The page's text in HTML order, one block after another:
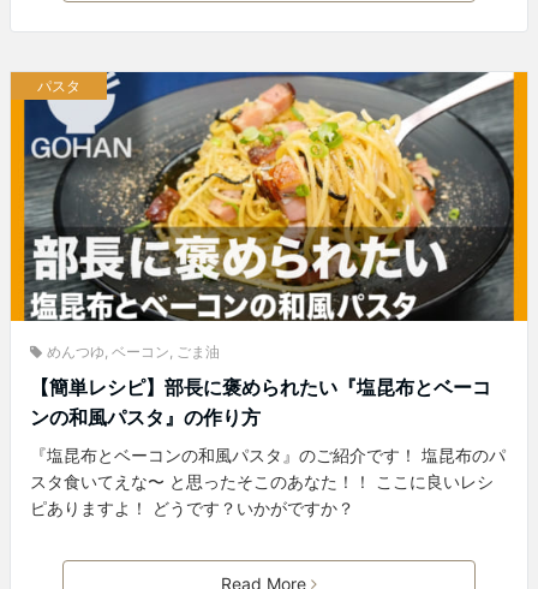
パスタ
めんつゆ, ベーコン, ごま油
【簡単レシピ】部長に褒められたい『塩昆布とベーコ
ンの和風パスタ』の作り方
『塩昆布とベーコンの和風パスタ』のご紹介です！ 塩昆布のパ
スタ食いてえな〜 と思ったそこのあなた！！ ここに良いレシ
ピありますよ！ どうです？いかがですか？
Read More